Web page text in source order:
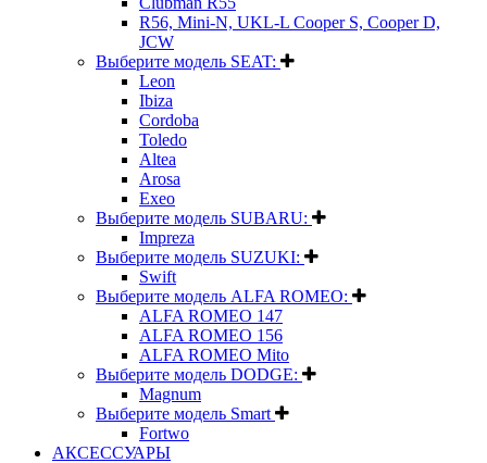
R56, Mini-N, UKL-L Cooper S, Cooper D,
JCW
Выберите модель SEAT:
Leon
Ibiza
Cordoba
Toledo
Altea
Arosa
Exeo
Выберите модель SUBARU:
Impreza
Выберите модель SUZUKI:
Swift
Выберите модель ALFA ROMEO:
ALFA ROMEO 147
ALFA ROMEO 156
ALFA ROMEO Mito
Выберите модель DODGE:
Magnum
Выберите модель Smart
Fortwo
АКСЕССУАРЫ